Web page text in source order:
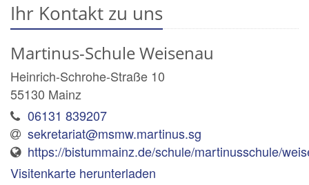
Ihr Kontakt zu uns
Martinus-Schule Weisenau
Heinrich-Schrohe-Straße 10
55130 Mainz
06131 839207
sekretariat@msmw.martinus.sg
https://bistummainz.de/schule/martinusschule/
Visitenkarte herunterladen